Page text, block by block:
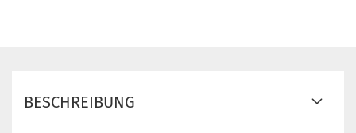
BESCHREIBUNG